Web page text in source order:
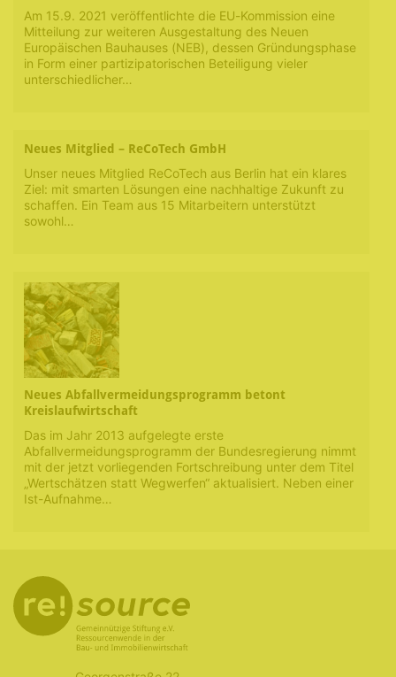
Am 15.9. 2021 veröffentlichte die EU-Kommission eine
Mitteilung zur weiteren Ausgestaltung des Neuen
Europäischen Bauhauses (NEB), dessen Gründungsphase
in Form einer partizipatorischen Beteiligung vieler
unterschiedlicher…
Neues Mitglied – ReCoTech GmbH
Unser neues Mitglied ReCoTech aus Berlin hat ein klares
Ziel: mit smarten Lösungen eine nachhaltige Zukunft zu
schaffen. Ein Team aus 15 Mitarbeitern unterstützt
sowohl…
Neues Abfallvermeidungsprogramm betont
Kreislaufwirtschaft
Das im Jahr 2013 aufgelegte erste
Abfallvermeidungsprogramm der Bundesregierung nimmt
mit der jetzt vorliegenden Fortschreibung unter dem Titel
„Wertschätzen statt Wegwerfen“ aktualisiert. Neben einer
Ist-Aufnahme…